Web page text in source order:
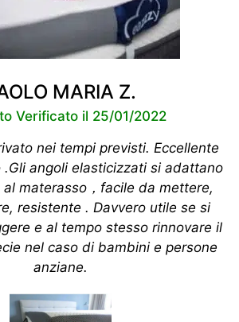
MARIA Z.
Verificato il 25/01/2022
nei tempi previsti. Eccellente
.Gli angoli elasticizzati si adattano
materasso，facile da mettere,
resistente . Davvero utile se si
e al tempo stesso rinnovare il
nel caso di bambini e persone
anziane.